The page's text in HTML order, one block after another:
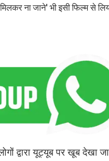
ना जाने' भी इसी फिल्म से
द्वारा यूट्यूब पर खूब देखा जा